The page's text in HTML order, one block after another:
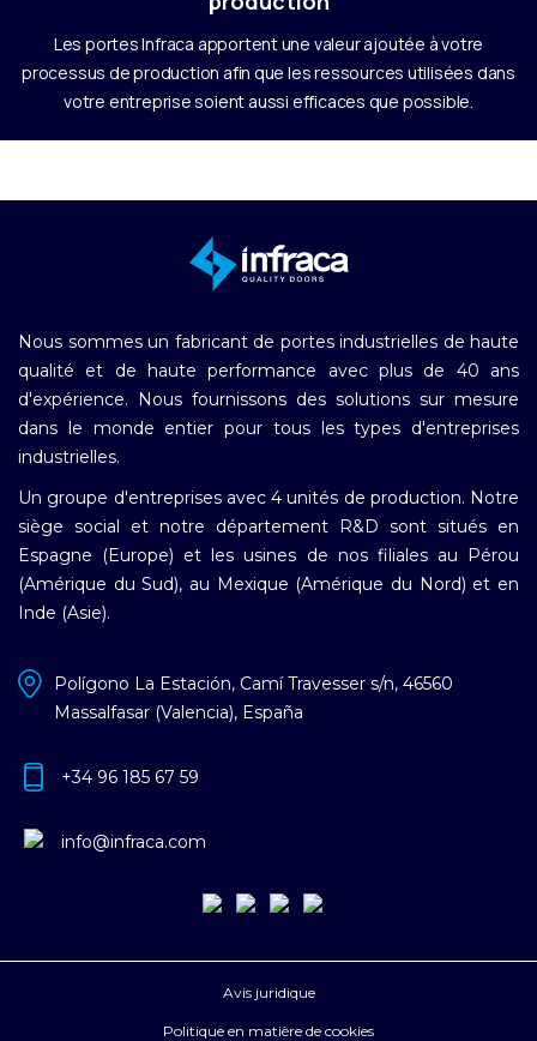
Les portes Infraca apportent une valeur ajoutée à votre
processus de production afin que les ressources utilisées dans
votre entreprise soient aussi efficaces que possible.
Nous sommes un fabricant de portes industrielles de haute
qualité et de haute performance avec plus de 40 ans
d'expérience. Nous fournissons des solutions sur mesure
dans le monde entier pour tous les types d'entreprises
industrielles.
Un groupe d'entreprises avec 4 unités de production. Notre
siège social et notre département R&D sont situés en
Espagne (Europe) et les usines de nos filiales au Pérou
(Amérique du Sud), au Mexique (Amérique du Nord) et en
Inde (Asie).
Polígono La Estación, Camí Travesser s/n, 46560
Massalfasar (Valencia), España
+34 96 185 67 59
info@infraca.com
Avis juridique
Politique en matière de cookies